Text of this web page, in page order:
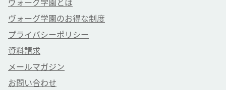
ヴォーグ学園とは
ヴォーグ学園のお得な制度
プライバシーポリシー
資料請求
メールマガジン
お問い合わせ